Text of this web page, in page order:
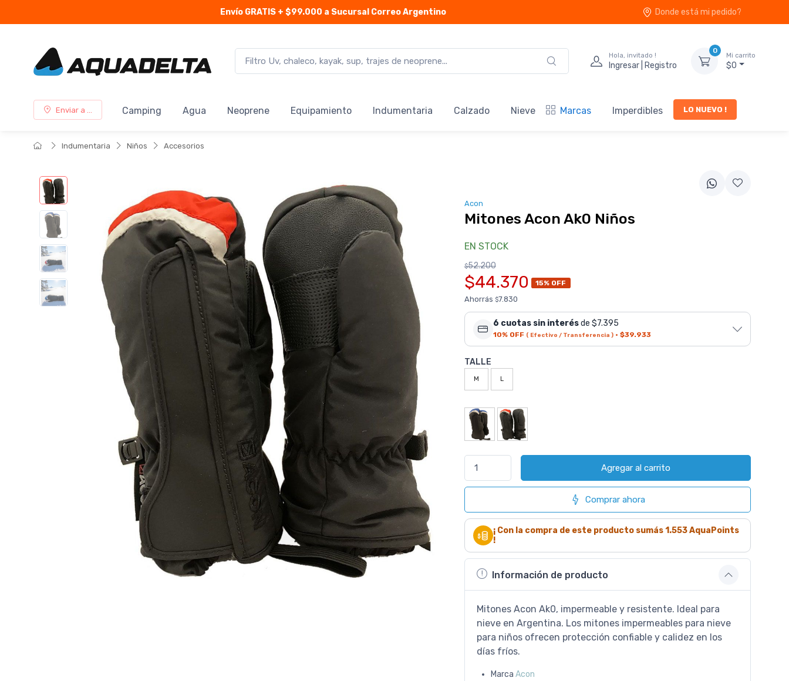
Envío GRATIS + $99.000 a Sucursal Correo Argentino Donde está mi pedido?
Hola, invitado !
Ingresar | Registro
0
Mi carrito
$0
Enviar a ... Camping Agua Neoprene Equipamiento Indumentaria Calzado Nieve Marcas Imperdibles LO NUEVO !
Indumentaria Niños Accesorios
Acon
Mitones Acon Ak0 Niños
EN STOCK
$52.200
$44.370 15% OFF
Ahorrás $7.830
6 cuotas sin interésde $7.395
10% OFF ( Efectivo / Transferencia )· $39.933
TALLE
M L
Agregar al carrito
Comprar ahora
¡ Con la compra de este producto sumás1.553AquaPoints
!
Información de producto
Mitones Acon Ak0, impermeable y resistente. Ideal para
nieve en Argentina. Los mitones impermeables para nieve
para niños ofrecen protección confiable y calidez en los
días fríos.
Marca Acon